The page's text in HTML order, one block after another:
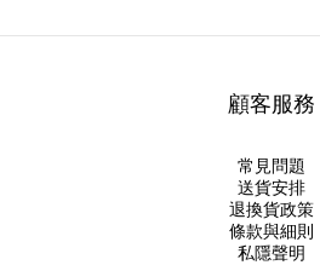
顧客服務
常見問題
送貨安排
退換貨政策
條款與細則
私隱聲明